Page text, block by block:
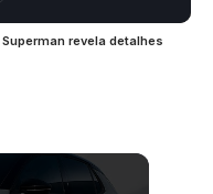
revela detalhes